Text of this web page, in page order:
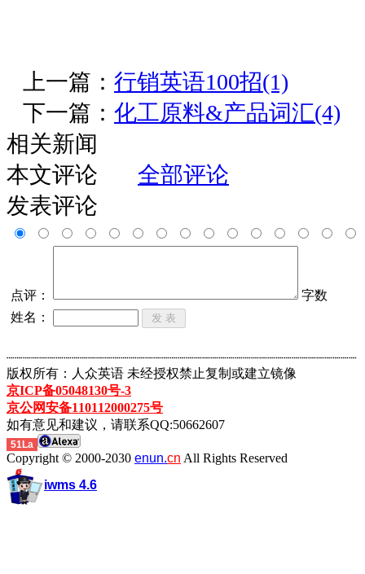
上一篇： 行销英语100招(1)
下一篇： 化工原料&产品词汇(4)
相关新闻
本文评论
全部评论
发表评论
点评：
字数
姓名：
┈┈┈┈┈┈┈┈┈┈┈┈┈┈┈┈┈┈┈┈┈┈┈┈┈┈┈┈┈┈┈┈┈┈┈┈┈┈┈┈┈┈┈
版权所有：人众英语 未经授权禁止复制或建立镜像
京ICP备05048130号-3
京公网安备110112000275号
如有意见和建议，请联系QQ:50662607
51La
Copyright © 2000-2030 enun.cn All Rights Reserved
iwms 4.6